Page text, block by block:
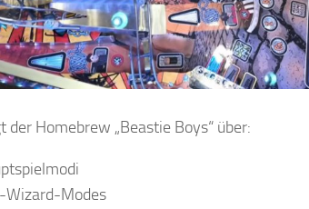
der Homebrew „Beastie Boys“ über:
Wizard-Modes